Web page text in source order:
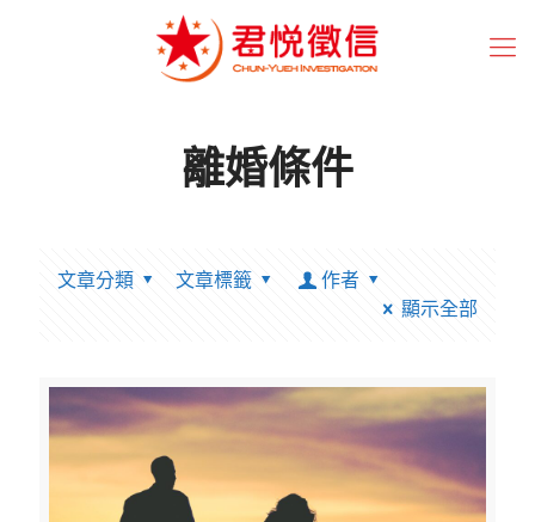
離婚條件
文章分類 文章標籤
作者
顯示全部